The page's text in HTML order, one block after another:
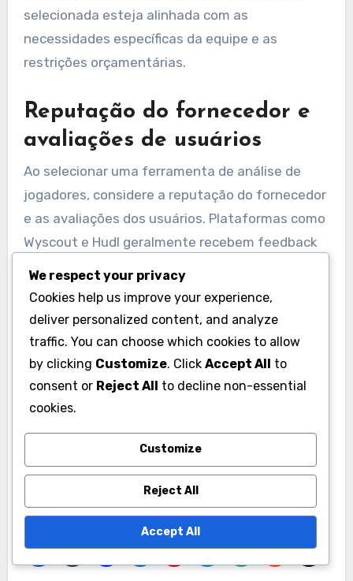
selecionada esteja alinhada com as
necessidades específicas da equipe e as
restrições orçamentárias.
Reputação do fornecedor e
avaliações de usuários
Ao selecionar uma ferramenta de análise de
jogadores, considere a reputação do fornecedor
e as avaliações dos usuários. Plataformas como
Wyscout e Hudl geralmente recebem feedback
suporte ao cliente, tornando-as escolhas
confiáveis para as equipes.
Verifique fóruns online e sites de avaliação para
obter insights de outros usuários no mercado
alemão. Isso pode fornecer informações
valiosas sobre a eficácia e usabilidade das
ferramentas, ajudando as equipes a tomar
decisões informadas.
We respect your privacy
Cookies help us improve your experience,
deliver personalized content, and analyze
traffic. You can choose which cookies to allow
by clicking Customize. Click Accept All to
consent or Reject All to decline non-essential
cookies.
Customize
Reject All
Accept All